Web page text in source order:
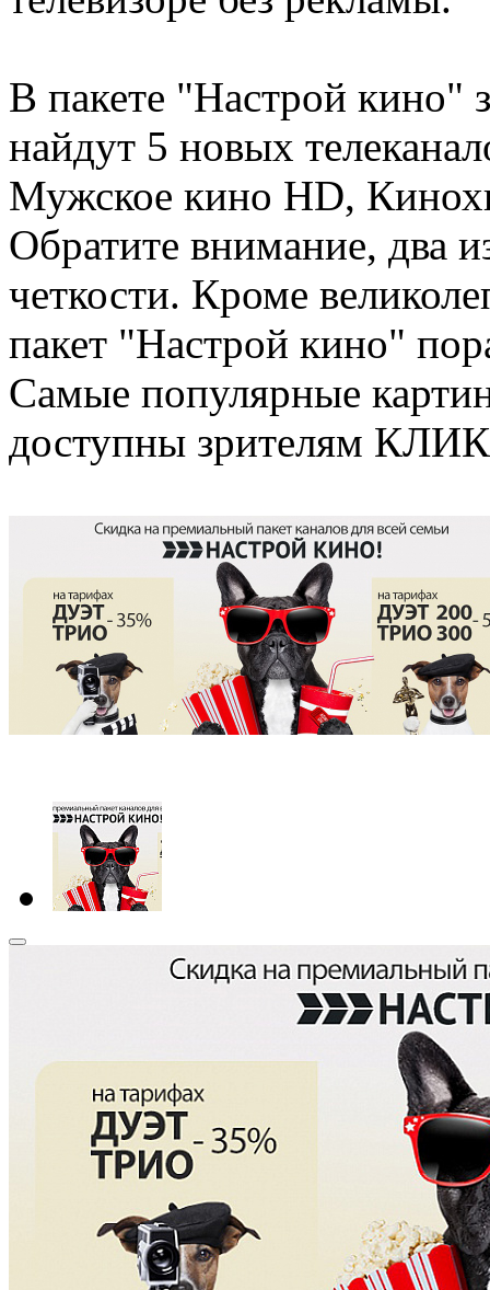
В пакете "Настрой кино"
найдут 5 новых
Мужское кино HD,
Обратите внимание, два
четкости. Кроме
пакет "Настрой кино"
Самые популярные
доступны зрителям